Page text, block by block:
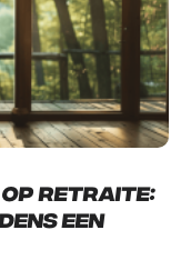
op retraite:
een